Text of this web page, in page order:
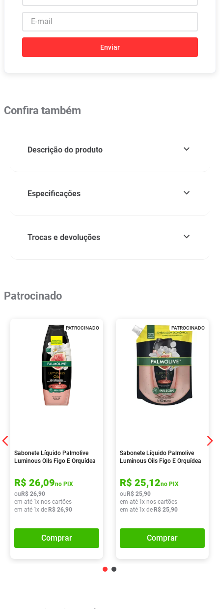
Enviar
Confira também
Descrição do produto
Especificações
Trocas e devoluções
Patrocinado
PATROCINADO
Sabonete Líquido Palmolive
Luminous Oils Figo E Orquídea
R$ 26,09no PIX
ou R$ 26,90
em até 1x nos cartões
em até 1x de R$ 26,90
Comprar
PATROCINADO
Sabonete Líquido Palmolive
Luminous Oils Figo E Orquídea
R$ 25,12no PIX
ou R$ 25,90
em até 1x nos cartões
em até 1x de R$ 25,90
Comprar